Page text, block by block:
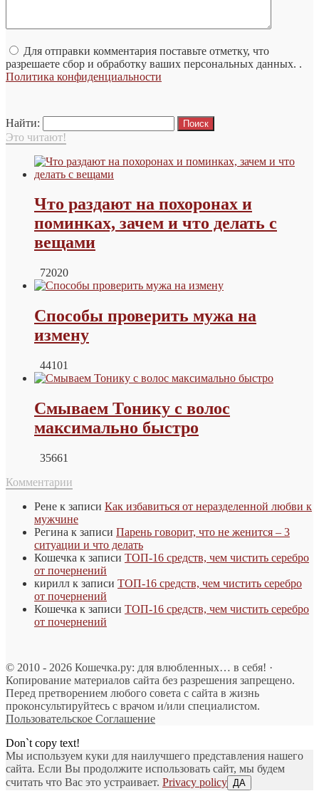
Для отправки комментария поставьте отметку, что
разрешаете сбор и обработку ваших персональных данных. .
Политика конфиденциальности
Найти:
Это читают!
Что раздают на похоронах и
поминках, зачем и что делать с
вещами
72020
Способы проверить мужа на
измену
44101
Смываем Тонику с волос
максимально быстро
35661
Комментарии
Рене к записи Как избавиться от неразделенной любви к
мужчине
Регина к записи Парень говорит, что не женится – 3
ситуации и что делать
Кошечка к записи ТОП-16 средств, чем чистить серебро
от почернений
кирилл к записи ТОП-16 средств, чем чистить серебро
от почернений
Кошечка к записи ТОП-16 средств, чем чистить серебро
от почернений
© 2010 - 2026 Кошечка.ру: для влюбленных… в себя! ·
Копирование материалов сайта без разрешения запрещено.
Перед претворением любого совета с сайта в жизнь
проконсультируйтесь с врачом и/или специалистом.
Пользовательское Соглашение
Don`t copy text!
Мы используем куки для наилучшего представления нашего
сайта. Если Вы продолжите использовать сайт, мы будем
считать что Вас это устраивает. Privacy policy ДА